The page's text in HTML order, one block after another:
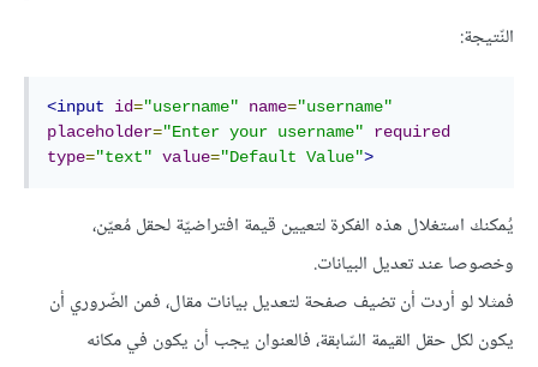
النّتيجة:
<input id="username" name="username"
placeholder="Enter your username"
required
type="text" value="Default Value">
يُمكنك استغلال هذه الفكرة لتعيين قيمة افتراضيّة لحقل مُعيّن،
وخصوصا عند تعديل البيانات.
فمثلا لو أردت أن تضيف صفحة لتعديل بيانات مقال، فمن الضّروري أن
يكون لكل حقل القيمة السّابقة، فالعنوان يجب أن يكون في مكانه